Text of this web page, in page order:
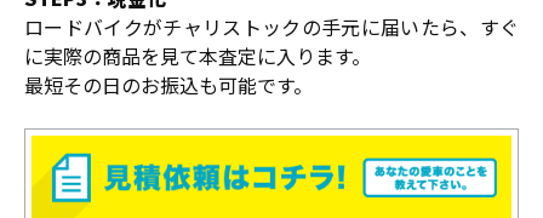
ロードバイクがチャリストックの手元に届いたら、すぐ
に実際の商品を見て本査定に入ります。
最短その日のお振込も可能です。